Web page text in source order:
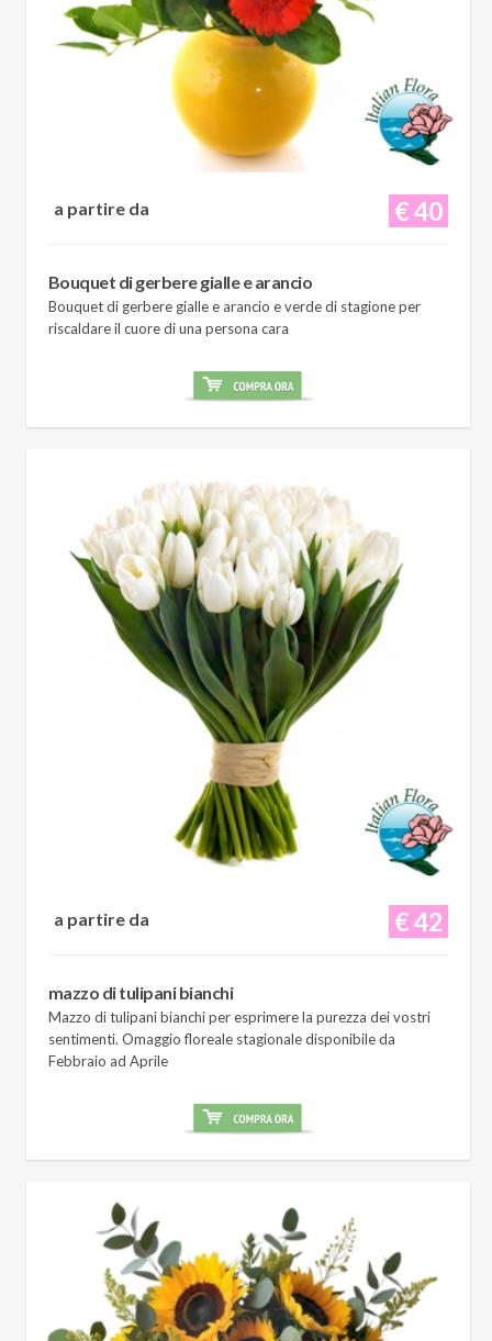
€ 40
a partire da
Bouquet di gerbere gialle e arancio
Bouquet di gerbere gialle e arancio e verde di stagione per
riscaldare il cuore di una persona cara
€ 42
a partire da
mazzo di tulipani bianchi
Mazzo di tulipani bianchi per esprimere la purezza dei vostri
sentimenti. Omaggio floreale stagionale disponibile da
Febbraio ad Aprile